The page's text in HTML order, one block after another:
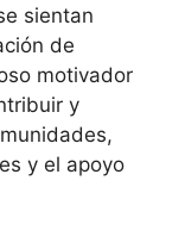
sientan
de
motivador
y
y el apoyo